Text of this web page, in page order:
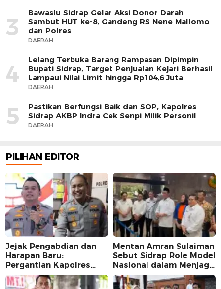
3
Bawaslu Sidrap Gelar Aksi Donor Darah
Sambut HUT ke-8, Gandeng RS Nene Mallomo
dan Polres
DAERAH
4
Lelang Terbuka Barang Rampasan Dipimpin
Bupati Sidrap, Target Penjualan Kejari Berhasil
Lampaui Nilai Limit hingga Rp104,6 Juta
DAERAH
5
Pastikan Berfungsi Baik dan SOP, Kapolres
Sidrap AKBP Indra Cek Senpi Milik Personil
DAERAH
PILIHAN EDITOR
Jejak Pengabdian dan
Harapan Baru:
Pergantian Kapolres
Sidrap dalam Perspektif
Karier Dua Perwira
Mentan Amran Sulaiman
Sebut Sidrap Role Model
Nasional dalam Menjaga
Stabilitas Harga Telur